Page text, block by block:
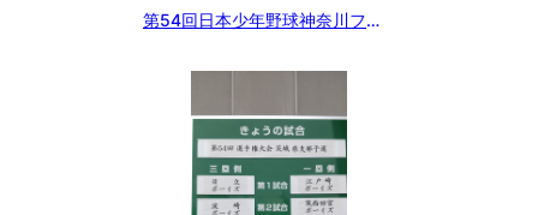
第54回日本少年野球神奈川フュ